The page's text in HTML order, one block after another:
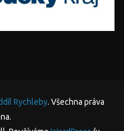
Rychleby. Všechna práva